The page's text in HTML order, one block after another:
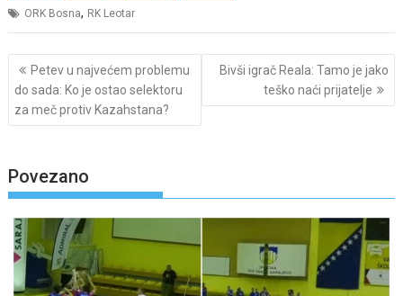
ORK Bosna, RK Leotar
Post
navigation
Petev u najvećem problemu
do sada: Ko je ostao selektoru
za meč protiv Kazahstana?
Bivši igrač Reala: Tamo je jako
teško naći prijatelje
Povezano